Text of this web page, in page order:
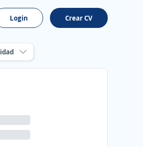
Login Crear CV